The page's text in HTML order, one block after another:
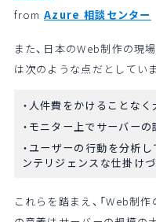
fromAzure 相談センター
また、日本のWeb制作の現
は次のような点だとしてい
人件費をかけることなく
モニター上でサーバーの
ユーザーの行動を分析
ンテリジェンスな仕掛け
これらを踏まえ、「Web制